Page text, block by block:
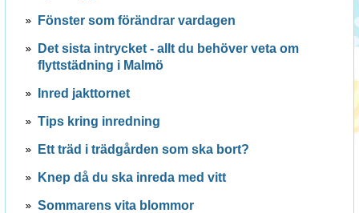
Fönster som förändrar vardagen
Det sista intrycket - allt du behöver veta om
flyttstädning i Malmö
Inred jakttornet
Tips kring inredning
Ett träd i trädgården som ska bort?
Knep då du ska inreda med vitt
Sommarens vita blommor